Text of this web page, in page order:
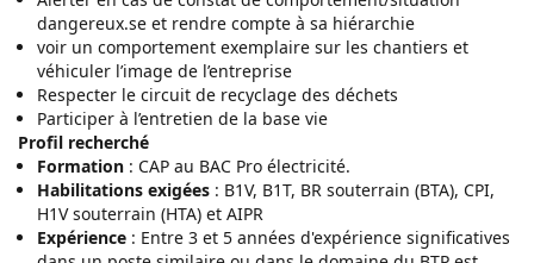
dangereux.se et rendre compte à sa hiérarchie
voir un comportement exemplaire sur les chantiers et
véhiculer l’image de l’entreprise
Respecter le circuit de recyclage des déchets
Participer à l’entretien de la base vie
Profil recherché
Formation : CAP au BAC Pro électricité.
Habilitations exigées : B1V, B1T, BR souterrain (BTA), CPI,
H1V souterrain (HTA) et AIPR
Expérience : Entre 3 et 5 années d'expérience significatives